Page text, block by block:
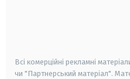
Всі комерційні рекламні
чи "Партнерський матеріал".